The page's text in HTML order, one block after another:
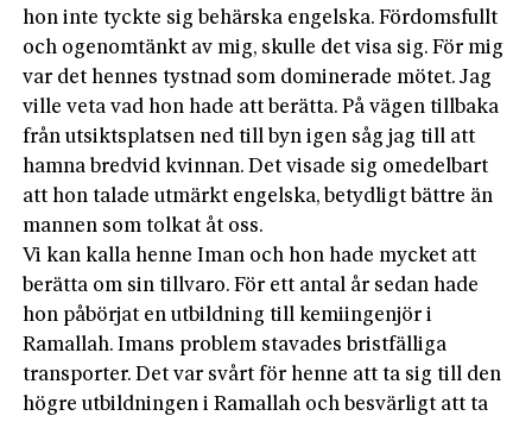
hon inte tyckte sig behärska engelska. Fördomsfullt
och ogenomtänkt av mig, skulle det visa sig. För mig
var det hennes tystnad som dominerade mötet. Jag
ville veta vad hon hade att berätta. På vägen tillbaka
från utsiktsplatsen ned till byn igen såg jag till att
hamna bredvid kvinnan. Det visade sig omedelbart
att hon talade utmärkt engelska, betydligt bättre än
mannen som tolkat åt oss.
Vi kan kalla henne Iman och hon hade mycket att
berätta om sin tillvaro. För ett antal år sedan hade
hon påbörjat en utbildning till kemiingenjör i
Ramallah. Imans problem stavades bristfälliga
transporter. Det var svårt för henne att ta sig till den
högre utbildningen i Ramallah och besvärligt att ta